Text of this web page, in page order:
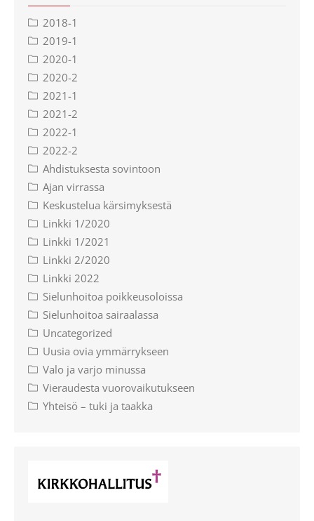
2018-1
2019-1
2020-1
2020-2
2021-1
2021-2
2022-1
2022-2
Ahdistuksesta sovintoon
Ajan virrassa
Keskustelua kärsimyksestä
Linkki 1/2020
Linkki 1/2021
Linkki 2/2020
Linkki 2022
Sielunhoitoa poikkeusoloissa
Sielunhoitoa sairaalassa
Uncategorized
Uusia ovia ymmärrykseen
Valo ja varjo minussa
Vieraudesta vuorovaikutukseen
Yhteisö – tuki ja taakka